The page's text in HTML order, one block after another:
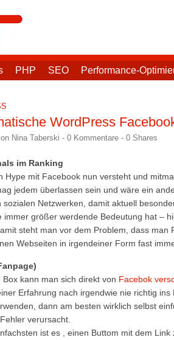
PHP SEO Performance-
WordPress
Nina Taberski - 0 Kommentare - 0 Shares
im Ranking
Hype mit Facebook nun versteht und
jedem überlassen sein und wäre ein
sozialen Netzwerken, damit aktuell
immer größer werdende Bedeutung hat –
steht man vor dem Problem, dass man
Webseiten in irgendeiner Form fast
Box kann man sich direkt von Facebok
Erfahrung nach irgendwie nie richtig
dann am besten wirklich selbst
verursacht.
ist es , einen Buttom mit dem